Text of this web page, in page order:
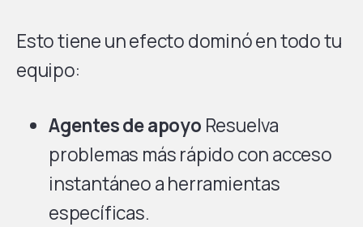
Esto tiene un efecto dominó en todo tu
equipo:
Agentes de apoyo Resuelva
problemas más rápido con acceso
instantáneo a herramientas
específicas.